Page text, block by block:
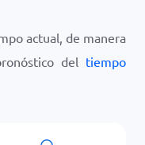
actual, de manera
del tiempo